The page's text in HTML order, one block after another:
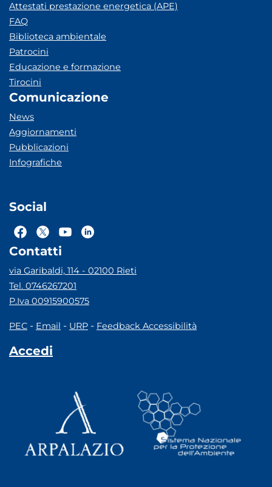
Attestati prestazione energetica (APE)
FAQ
Biblioteca ambientale
Patrocini
Educazione e formazione
Tirocini
Comunicazione
News
Aggiornamenti
Pubblicazioni
Infografiche
Social
Contatti
via Garibaldi, 114 - 02100 Rieti
Tel. 0746267201
P.Iva 00915900575
PEC - Email - URP - Feedback Accessibilità
Accedi